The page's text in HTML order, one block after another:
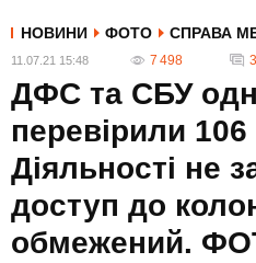
НОВИНИ ФОТО СПРАВА
11.07.21 15:48 7 498
ДФС та СБУ
перевірили
Діяльності не
доступ до
обмежений.